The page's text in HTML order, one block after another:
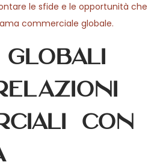
le sfide e le opportunità che
commerciale globale.
globali
con